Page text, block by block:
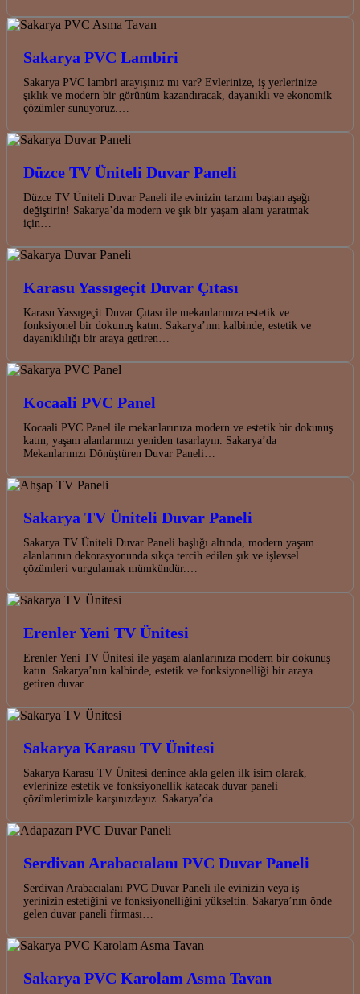
Sakarya PVC Lambiri
Sakarya PVC lambri arayışınız mı var? Evlerinize, iş yerlerinize
şıklık ve modern bir görünüm kazandıracak, dayanıklı ve ekonomik
çözümler sunuyoruz.…
Düzce TV Üniteli Duvar Paneli
Düzce TV Üniteli Duvar Paneli ile evinizin tarzını baştan aşağı
değiştirin! Sakarya’da modern ve şık bir yaşam alanı yaratmak
için…
Karasu Yassıgeçit Duvar Çıtası
Karasu Yassıgeçit Duvar Çıtası ile mekanlarınıza estetik ve
fonksiyonel bir dokunuş katın. Sakarya’nın kalbinde, estetik ve
dayanıklılığı bir araya getiren…
Kocaali PVC Panel
Kocaali PVC Panel ile mekanlarınıza modern ve estetik bir dokunuş
katın, yaşam alanlarınızı yeniden tasarlayın. Sakarya’da
Mekanlarınızı Dönüştüren Duvar Paneli…
Sakarya TV Üniteli Duvar Paneli
Sakarya TV Üniteli Duvar Paneli başlığı altında, modern yaşam
alanlarının dekorasyonunda sıkça tercih edilen şık ve işlevsel
çözümleri vurgulamak mümkündür.…
Erenler Yeni TV Ünitesi
Erenler Yeni TV Ünitesi ile yaşam alanlarınıza modern bir dokunuş
katın. Sakarya’nın kalbinde, estetik ve fonksiyonelliği bir araya
getiren duvar…
Sakarya Karasu TV Ünitesi
Sakarya Karasu TV Ünitesi denince akla gelen ilk isim olarak,
evlerinize estetik ve fonksiyonellik katacak duvar paneli
çözümlerimizle karşınızdayız. Sakarya’da…
Serdivan Arabacıalanı PVC Duvar Paneli
Serdivan Arabacıalanı PVC Duvar Paneli ile evinizin veya iş
yerinizin estetiğini ve fonksiyonelliğini yükseltin. Sakarya’nın önde
gelen duvar paneli firması…
Sakarya PVC Karolam Asma Tavan